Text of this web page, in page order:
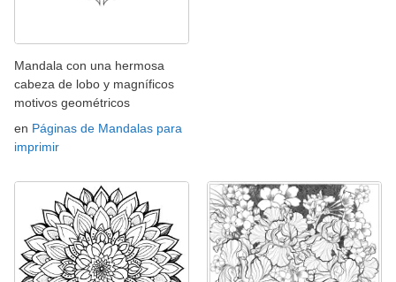
Mandala con una hermosa
cabeza de lobo y magníficos
motivos geométricos
en Páginas de Mandalas para
imprimir